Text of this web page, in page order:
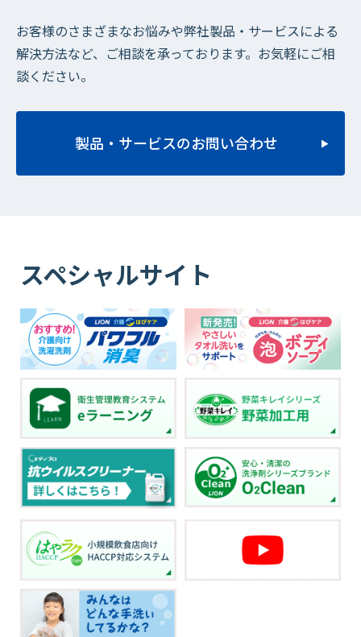
お客様のさまざまなお悩みや弊社製品・サービスによる
解決方法など、ご相談を承っております。お気軽にご相
談ください。
製品・サービスのお問い合わせ
スペシャルサイト